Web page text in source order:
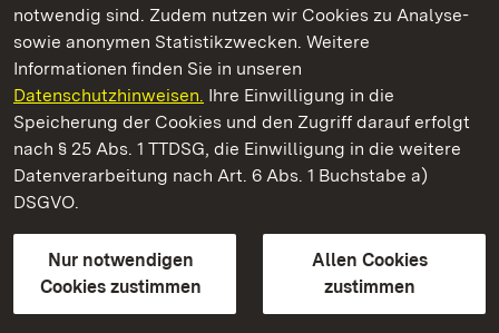
notwendig sind. Zudem nutzen wir Cookies zu Analyse-
sowie anonymen Statistikzwecken. Weitere
Informationen finden Sie in unseren
Datenschutzhinweisen. Ihre Einwilligung in die
Speicherung der Cookies und den Zugriff darauf erfolgt
nach § 25 Abs. 1 TTDSG, die Einwilligung in die weitere
Datenverarbeitung nach Art. 6 Abs. 1 Buchstabe a)
DSGVO.
Nur notwendigen
Cookies zustimmen
Allen Cookies
zustimmen
Kloster und Schloss Salem
Staatliche Schlösser und Gärten Baden-Württemberg
Kontakt
GebärdenspracheLeichte Sprache
Erklärung zur Barrierefreiheit
BITV-konform (geprüfte Seiten)